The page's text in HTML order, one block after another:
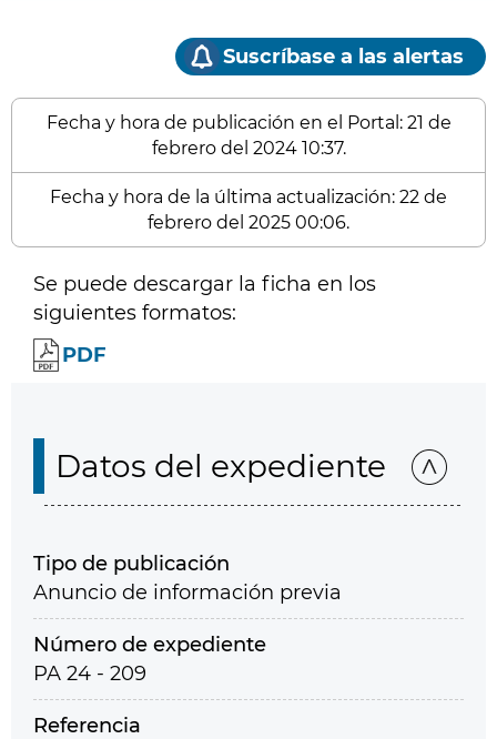
Suscríbase a las alertas
Fecha y hora de publicación en el Portal: 21 de
febrero del 2024 10:37.
Fecha y hora de la última actualización: 22 de
febrero del 2025 00:06.
Se puede descargar la ficha en los
siguientes formatos:
PDF
Datos del expediente
Tipo de publicación
Anuncio de información previa
Número de expediente
PA 24 - 209
Referencia